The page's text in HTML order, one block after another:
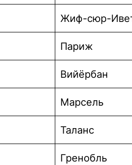
Жиф-сюр-
Париж
Вийёрбан
Марсель
Таланс
Гренобль